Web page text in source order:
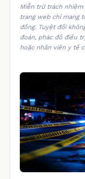
Miễn trừ trách
trang web chỉ mang
đồng. Tuyệt đối
đoán, phác đồ điều
hoặc nhân viên y tế